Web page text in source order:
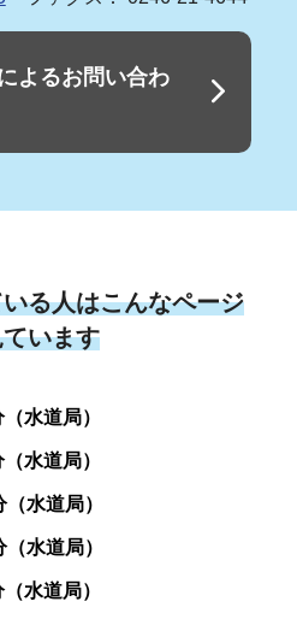
よるお問い合わ
る人はこんなページ
います
水道局）
水道局）
水道局）
水道局）
水道局）